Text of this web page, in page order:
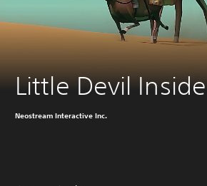
Little Devil Inside
Neostream Interactive Inc.